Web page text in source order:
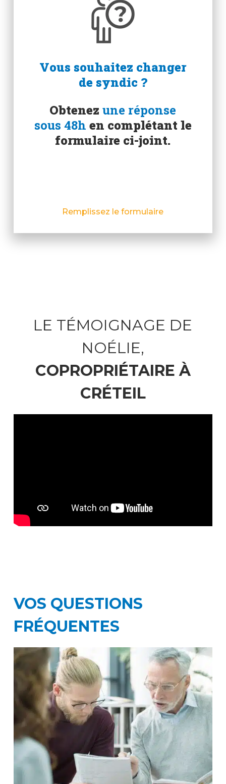
Vous souhaitez changer
de syndic ?
Obtenez une réponse
sous 48h en complétant le
formulaire ci-joint.
Remplissez le formulaire
LE TÉMOIGNAGE DE
NOÉLIE,
COPROPRIÉTAIRE À
CRÉTEIL
VOS QUESTIONS
FRÉQUENTES